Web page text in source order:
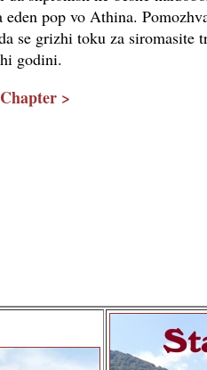
eden pop vo Athina.
se grizhi toku za siromasite
godini.
>